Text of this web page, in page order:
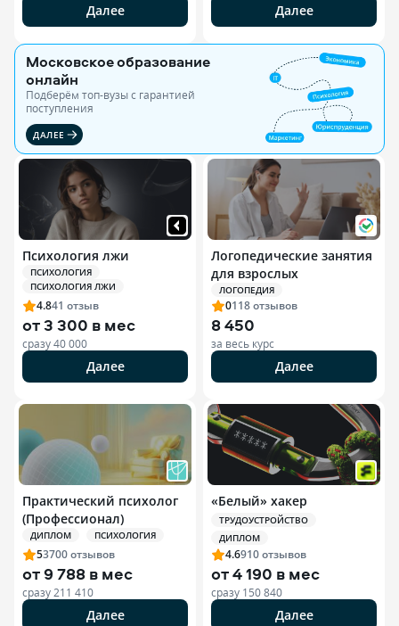
Далее Далее
Московское образование
онлайн
Подберём топ-вузы c гарантией
поступления
ДАЛЕЕ
Психология лжи
ПСИХОЛОГИЯ
ПСИХОЛОГИЯ ЛЖИ
4.841 отзыв
от3 300 в мес
сразу40 000
Далее
Логопедические занятия
для взрослых
ЛОГОПЕДИЯ
0118отзывов
8 450
за весь курс
Далее
Практический психолог
(Профессионал)
ДИПЛОМ ПСИХОЛОГИЯ
53700отзывов
от9 788 в мес
сразу 211 410
Далее
«Белый» хакер
ТРУДОУСТРОЙСТВО
ДИПЛОМ
4.6910отзывов
от4 190 в мес
сразу 150 840
Далее